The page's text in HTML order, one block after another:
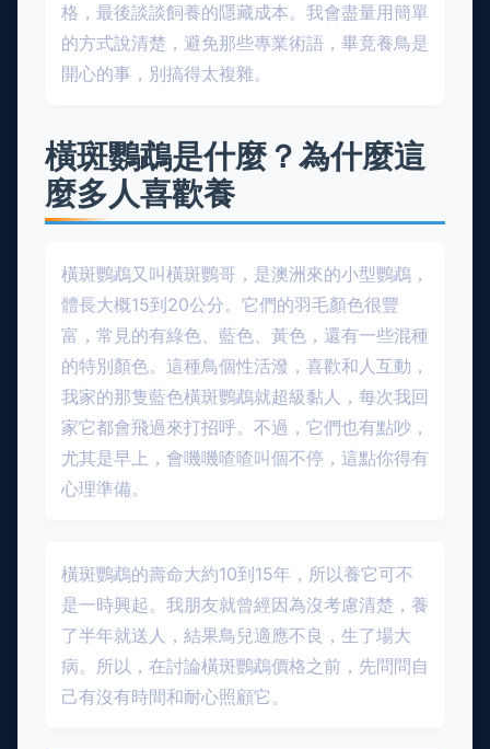
格，最後談談飼養的隱藏成本。我會盡量用簡單
的方式說清楚，避免那些專業術語，畢竟養鳥是
開心的事，別搞得太複雜。
橫斑鸚鵡是什麼？為什麼這
麼多人喜歡養
橫斑鸚鵡又叫橫斑鸚哥，是澳洲來的小型鸚鵡，
體長大概15到20公分。它們的羽毛顏色很豐
富，常見的有綠色、藍色、黃色，還有一些混種
的特別顏色。這種鳥個性活潑，喜歡和人互動，
我家的那隻藍色橫斑鸚鵡就超級黏人，每次我回
家它都會飛過來打招呼。不過，它們也有點吵，
尤其是早上，會嘰嘰喳喳叫個不停，這點你得有
心理準備。
橫斑鸚鵡的壽命大約10到15年，所以養它可不
是一時興起。我朋友就曾經因為沒考慮清楚，養
了半年就送人，結果鳥兒適應不良，生了場大
病。所以，在討論橫斑鸚鵡價格之前，先問問自
己有沒有時間和耐心照顧它。